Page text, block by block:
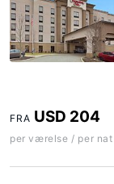
FRA USD 204
per værelse / per nat